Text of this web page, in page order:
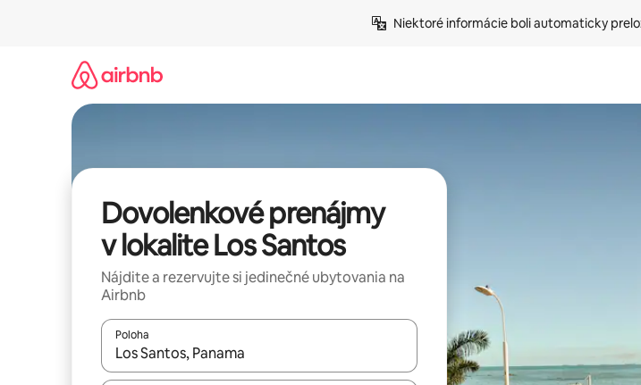
Niektoré informácie boli automaticky
Dovolenkové prenájmy
v lokalite Los Santos
Nájdite a rezervujte si jedinečné ubytovania na
Airbnb
Poloha
Keď budú výsledky k dispozícii, môžete si ich prechádzať pomocou klávesov so šípkami